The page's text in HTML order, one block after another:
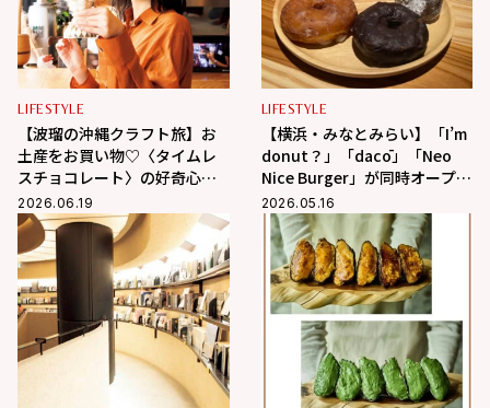
LIFESTYLE
【波瑠の沖縄クラフト旅】お
土産をお買い物♡〈タイムレ
スチョコレート〉の好奇心を
刺激するチョコに夢中！
2026.06.19
LIFESTYLE
【横浜・みなとみらい】「I’m
donut？」「dacō」「Neo
Nice Burger」が同時オープ
ン！限定商品を全部見せ
♡【取材レポ】
2026.05.16